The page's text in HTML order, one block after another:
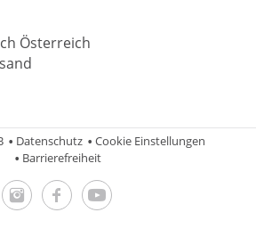
Österreich
Datenschutz
Cookie Einstellungen
Barrierefreiheit